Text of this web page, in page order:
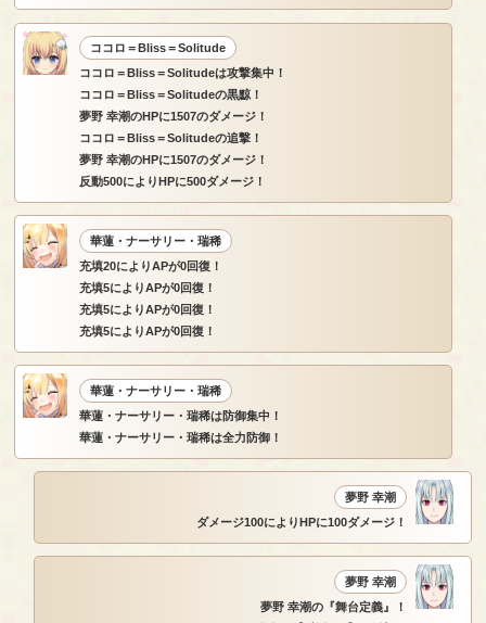
ココロ＝Bliss＝Solitude
ココロ＝Bliss＝Solitudeは攻撃集中！
ココロ＝Bliss＝Solitudeの黒黥！
夢野 幸潮のHPに1507のダメージ！
ココロ＝Bliss＝Solitudeの追撃！
夢野 幸潮のHPに1507のダメージ！
反動500によりHPに500ダメージ！
華蓮・ナーサリー・瑞稀
充填20によりAPが0回復！
充填5によりAPが0回復！
充填5によりAPが0回復！
充填5によりAPが0回復！
華蓮・ナーサリー・瑞稀
華蓮・ナーサリー・瑞稀は防御集中！
華蓮・ナーサリー・瑞稀は全力防御！
夢野 幸潮
ダメージ100によりHPに100ダメージ！
夢野 幸潮
夢野 幸潮の『舞台定義』！